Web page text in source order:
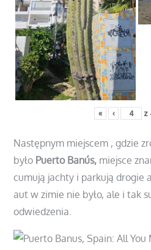
« ‹ z
Następnym miejscem , gdzie
było Puerto Banús, miejsce
cumują jachty i parkują drogie
aut w zimie nie było, ale i tak
odwiedzenia.